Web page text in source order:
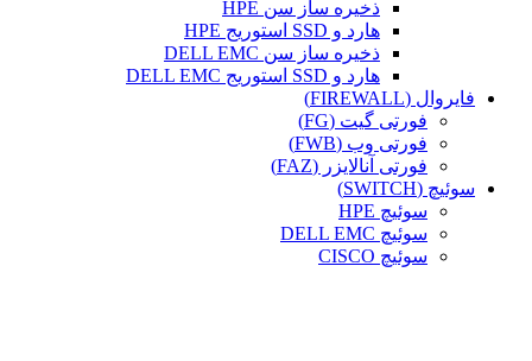
ذخیره ساز سن HPE
هارد و SSD استوریج HPE
ذخیره ساز سن DELL EMC
هارد و SSD استوریج DELL EMC
فایروال (FIREWALL)
فورتی گیت (FG)
فورتی وب (FWB)
فورتی آنالایزر (FAZ)
سوئیچ (SWITCH)
سوئیچ HPE
سوئیچ DELL EMC
سوئیچ CISCO